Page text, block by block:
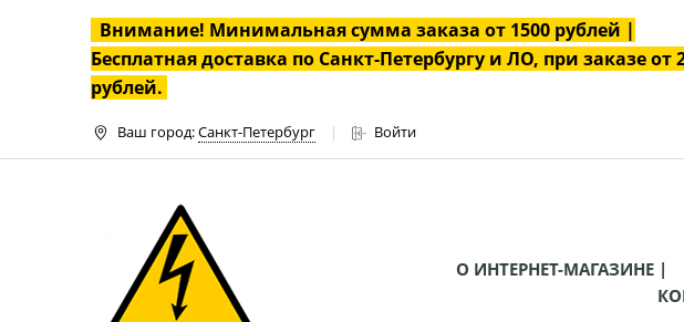
Внимание! Минимальная сумма заказа от 1500 рублей |
Бесплатная доставка по Санкт-Петербургу и ЛО, при заказе от
рублей.
Ваш город:Санкт-Петербург Войти
О ИНТЕРНЕТ-МАГАЗИНЕ |